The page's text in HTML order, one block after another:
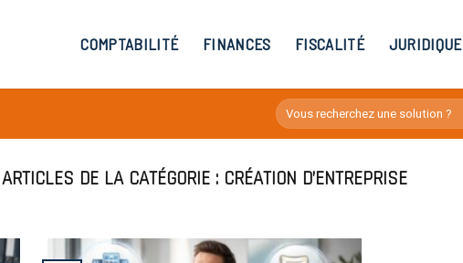
COMPTABILITÉ FINANCES FISCALITÉ JURIDIQUE
CRÉATION D’ENTREPRISE